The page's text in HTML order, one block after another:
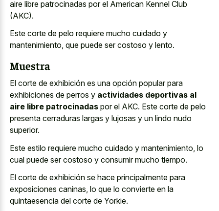
aire libre patrocinadas por el American Kennel Club
(AKC).
Este corte de pelo requiere mucho cuidado y
mantenimiento, que puede ser costoso y lento.
Muestra
El corte de exhibición es una opción popular para
exhibiciones de perros y actividades deportivas al
aire libre patrocinadas por el AKC. Este corte de pelo
presenta cerraduras largas y lujosas y un lindo nudo
superior.
Este estilo requiere mucho cuidado y mantenimiento, lo
cual puede ser costoso y consumir mucho tiempo.
El corte de exhibición se hace principalmente para
exposiciones caninas, lo que lo convierte en la
quintaesencia del corte de Yorkie.